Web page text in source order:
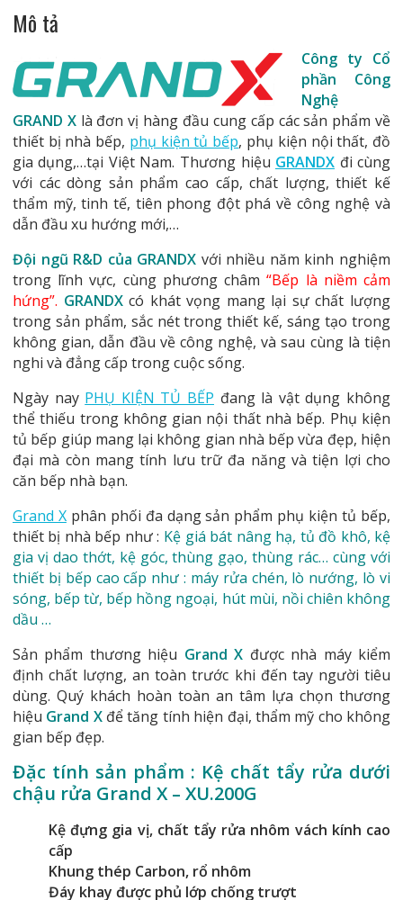
Mô tả
Công ty Cổ
phần Công
Nghệ
GRAND Xlà đơn vị hàng đầu cung cấp các sản phẩm về
thiết bị nhà bếp, phụ kiện tủ bếp, phụ kiện nội thất, đồ
gia dụng,…tại Việt Nam. Thương hiệu GRANDX đi cùng
với các dòng sản phẩm cao cấp, chất lượng, thiết kế
thẩm mỹ, tinh tế, tiên phong đột phá về công nghệ và
dẫn đầu xu hướng mới,…
Đội ngũ R&D của GRANDX với nhiều năm kinh nghiệm
trong lĩnh vực, cùng phương châm“Bếp là niềm cảm
hứng”. GRANDXcó khát vọng mang lại sự chất lượng
trong sản phẩm, sắc nét trong thiết kế, sáng tạo trong
không gian, dẫn đầu về công nghệ, và sau cùng là tiện
nghi và đẳng cấp trong cuộc sống.
Ngày nay PHỤ KIỆN TỦ BẾP đang là vật dụng không
thể thiếu trong không gian nội thất nhà bếp. Phụ kiện
tủ bếp giúp mang lại không gian nhà bếp vừa đẹp, hiện
đại mà còn mang tính lưu trữ đa năng và tiện lợi cho
căn bếp nhà bạn.
Grand Xphân phối đa dạng sản phẩm phụ kiện tủ bếp,
thiết bị nhà bếp như : Kệ giá bát nâng hạ, tủ đồ khô, kệ
gia vị dao thớt, kệ góc, thùng gạo, thùng rác… cùng với
thiết bị bếp cao cấp như : máy rửa chén, lò nướng, lò vi
sóng, bếp từ, bếp hồng ngoại, hút mùi, nồi chiên không
dầu …
Sản phẩm thương hiệu Grand X được nhà máy kiểm
định chất lượng, an toàn trước khi đến tay người tiêu
dùng. Quý khách hoàn toàn an tâm lựa chọn thương
hiệu Grand Xđể tăng tính hiện đại, thẩm mỹ cho không
gian bếp đẹp.
Đặc tính sản phẩm : Kệ chất tẩy rửa dưới
chậu rửa Grand X – XU.200G
Kệ đựng gia vị, chất tẩy rửa nhôm vách kính cao
cấp
Khung thép Carbon, rổ nhôm
Đáy khay được phủ lớp chống trượt